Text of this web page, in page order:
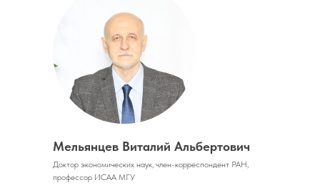
Мельянцев Виталий Альбертович
Доктор экономических наук, член-корреспондент РАН,
профессор ИСАА МГУ